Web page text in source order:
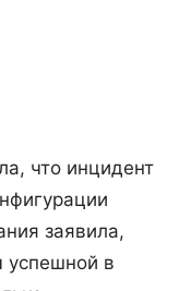
что инцидент
заявила,
успешной в